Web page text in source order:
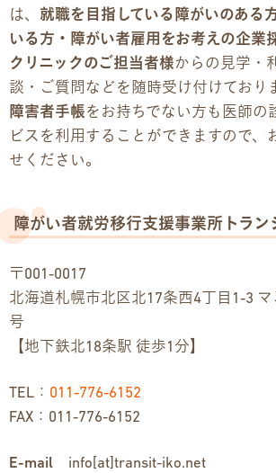
は、 就職を目指している障がいのある
いる方・障がい者雇用をお考えの企業
クリニックのご担当者様からの見学・
談・ご質問などを随時受け付けており
障害者手帳をお持ちでない方も医師の
ビスを利用することができますので、
せください。
障がい者就労移行支援事業所トラン
〒001-0017
北海道札幌市北区北17条西4丁目1-3 マ
号
【地下鉄北18条駅 徒歩1分】
TEL： 011-776-6152
FAX：011-776-6152
E-mail info[at]transit-iko.net